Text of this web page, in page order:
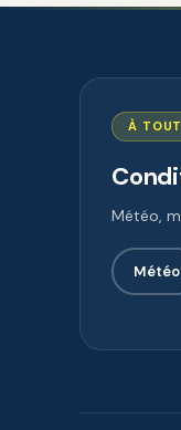
À
Météo,
Météo